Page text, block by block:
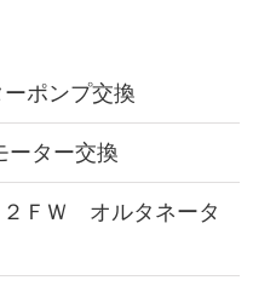
ポンプ交換
ター交換
ＦＷ オルタネータ